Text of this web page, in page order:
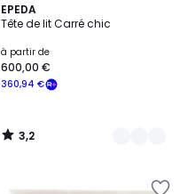
EPEDA
Tête de lit Carré chic
à partir de
360,94 €
600,00 €
3,2
/ 5
3
Couleurs
3,2
/